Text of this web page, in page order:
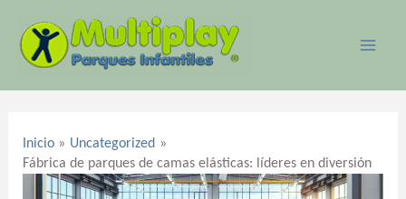
contenido
Inicio
Uncategorized
Fábrica de parques de camas elásticas: líderes en diversión
entradas